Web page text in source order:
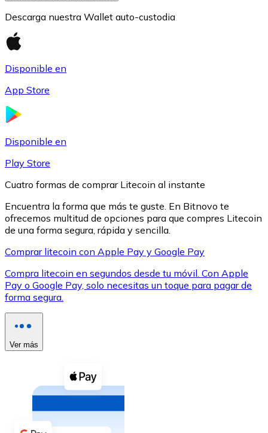
Litecoin
LTC
Ver todo
Compra criptomonedas con efectivo en tu tienda más
Comprar con efectivo
Transferencia SEPA
Añade fondos a tu cuenta Bitnovo o realiza compras
Descarga nuestra Wallet auto-custodia
Disponible en
App Store
Disponible en
Play Store
Cuatro formas de comprar Litecoin al instante
Encuentra la forma que más te guste. En Bitnovo te
ofrecemos multitud de opciones para que compres Litecoin
de una forma segura, rápida y sencilla.
Comprar litecoin con Apple Pay y Google Pay
Compra litecoin en segundos desde tu móvil. Con Apple
Pay o Google Pay, solo necesitas un toque para pagar de
forma segura.
Ver más